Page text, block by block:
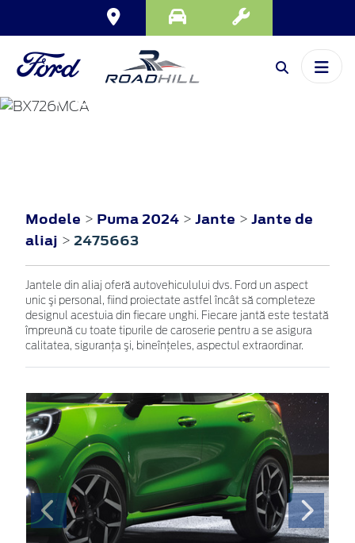
PUMA
Modele > Puma 2024 > Jante > Jante de
aliaj > 2475663
Jantele din aliaj oferă autovehiculului dvs. Ford un aspect
unic şi personal, fiind proiectate astfel încât să completeze
designul acestuia din fiecare unghi. Fiecare jantă este testată
împreună cu toate tipurile de caroserie pentru a se asigura
calitatea, siguranţa şi, bineînţeles, aspectul extraordinar.